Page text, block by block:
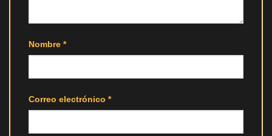
Nombre *
Correo electrónico *